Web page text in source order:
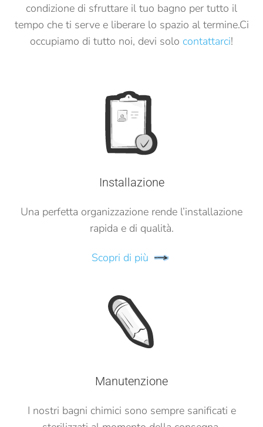
condizione di sfruttare il tuo bagno per tutto il
tempo che ti serve e liberare lo spazio al termine.Ci
occupiamo di tutto noi, devi solo contattarci!
Installazione
Una perfetta organizzazione rende l’installazione
rapida e di qualità.
Scopri di più
Manutenzione
I nostri bagni chimici sono sempre sanificati e